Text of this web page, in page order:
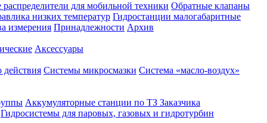
для мобильной техники Обратные клапаны
низких температур Гидростанции малогабаритные
измерения Принадлежности Архив
Аксессуары
действия Системы микросмазки Система «масло-воздух»
Аккумуляторные станции по ТЗ Заказчика
Гидросистемы для паровых, газовых и гидротурбин